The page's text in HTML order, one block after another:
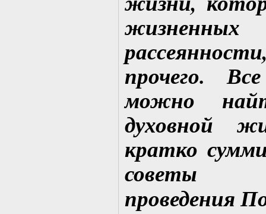
прочего.
можно
духовной
кратко
советы
проведения